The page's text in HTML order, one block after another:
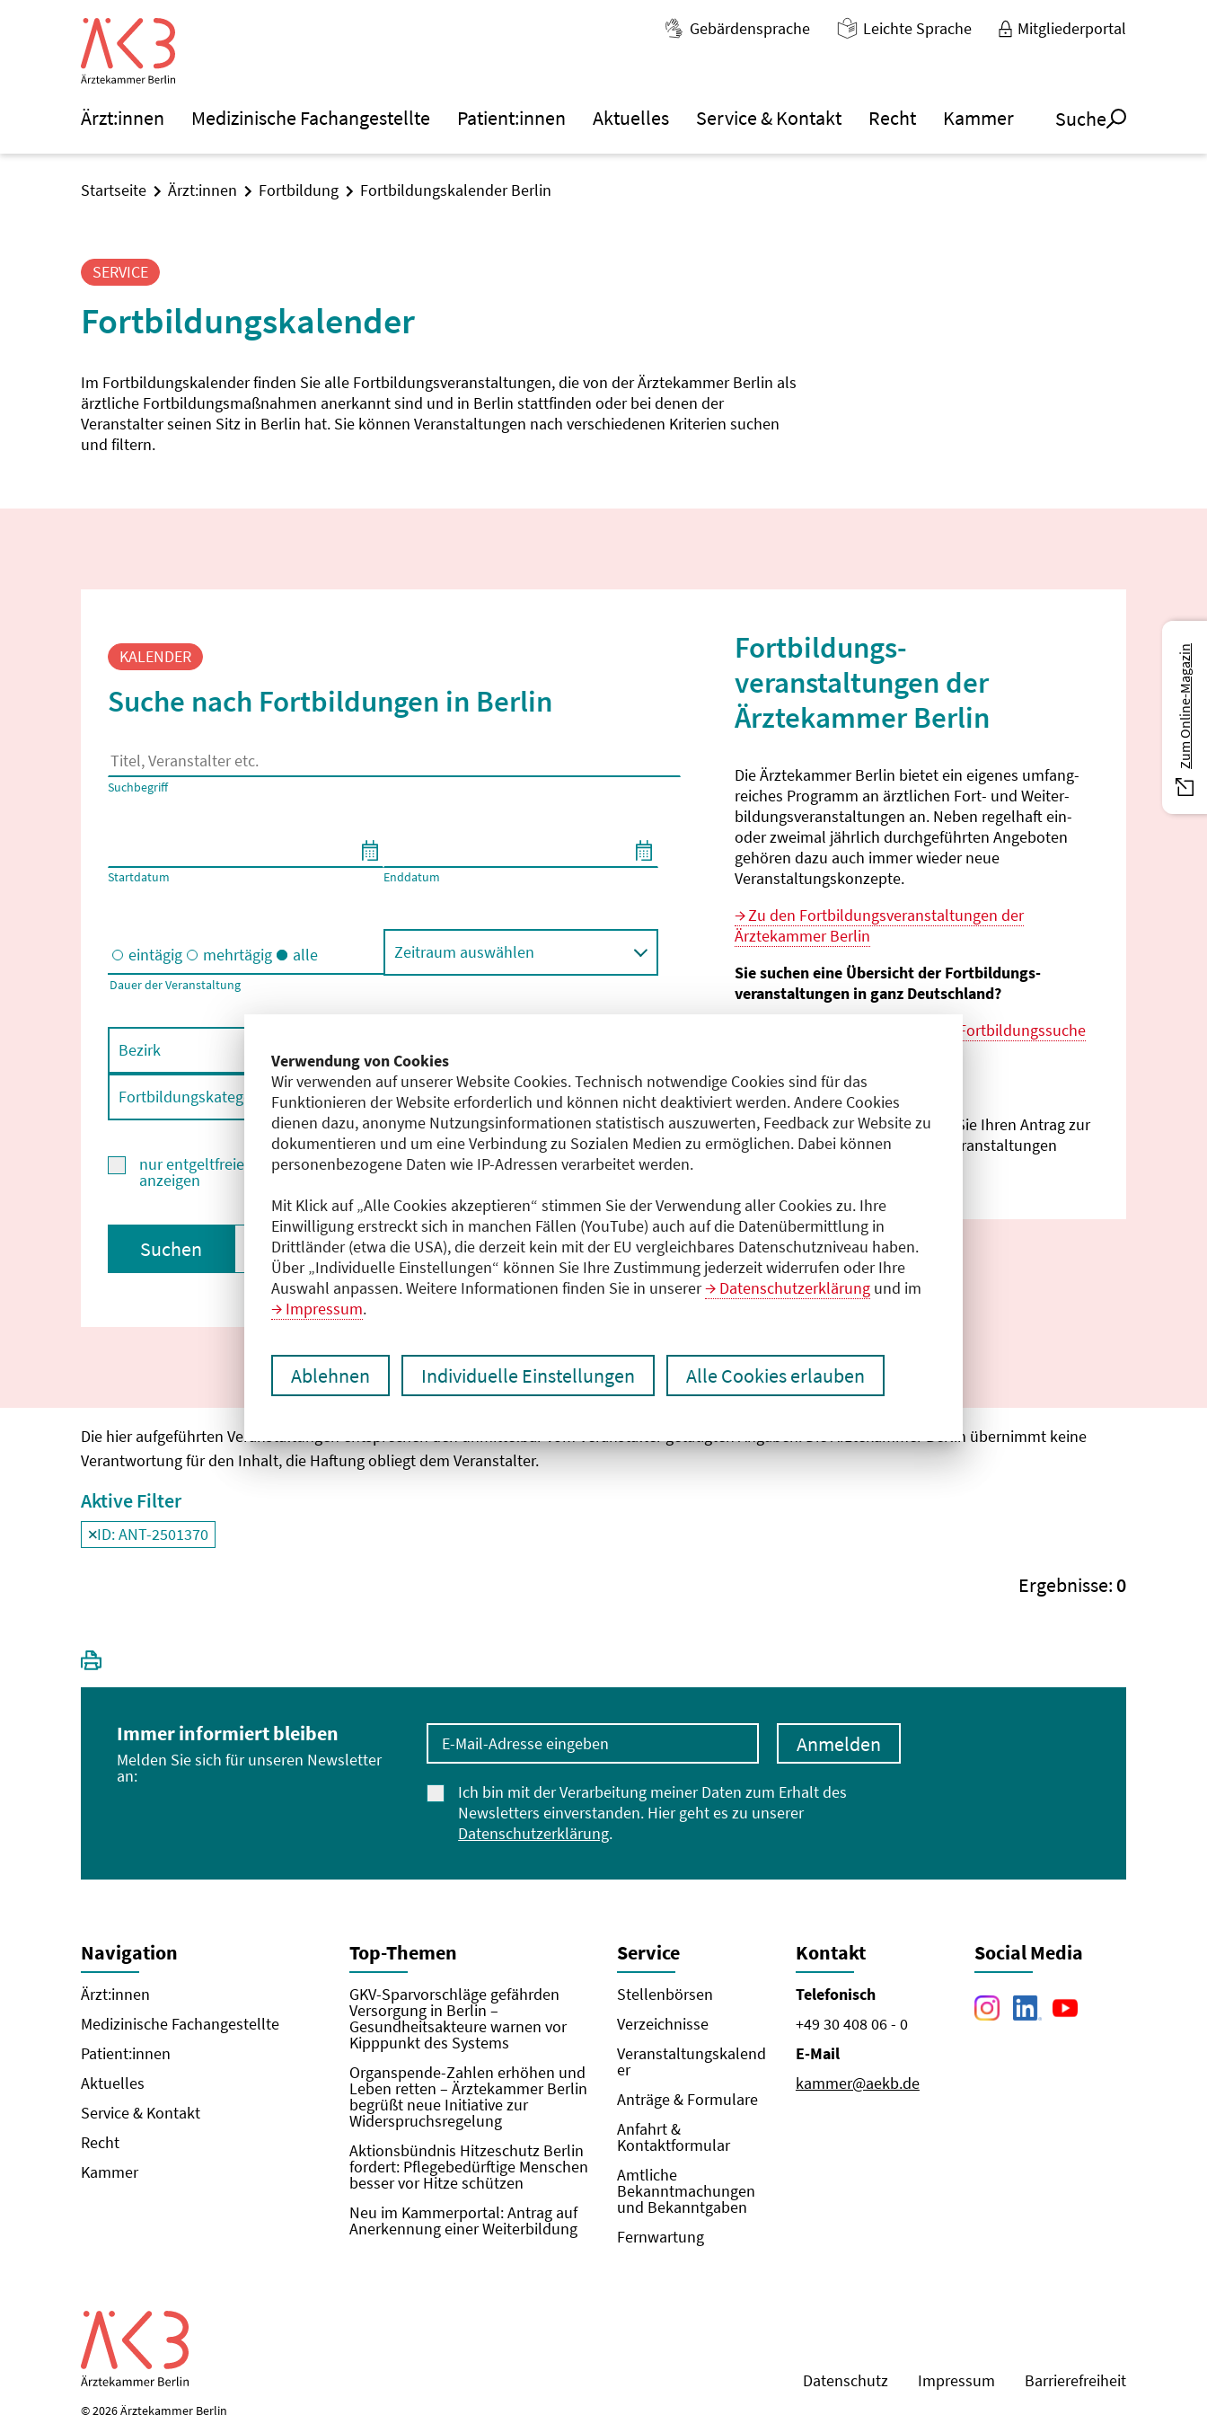
Verwendung von Cookies
Wir verwenden auf unserer Website Cookies. Technisch notwendige Cookies sind für das
Funktionieren der Website erforderlich und können nicht deaktiviert werden. Andere Cookies
dienen dazu, anonyme Nutzungsinformationen statistisch auszuwerten, Feedback zur Website zu
dokumentieren und um eine Verbindung zu Sozialen Medien zu ermöglichen. Dabei können
personenbezogene Daten wie IP-Adressen verarbeitet werden.
Mit Klick auf „Alle Cookies akzeptieren“ stimmen Sie der Verwendung aller Cookies zu. Ihre
Einwilligung erstreckt sich in manchen Fällen (YouTube) auch auf die Datenübermittlung in
Drittländer (etwa die USA), die derzeit kein mit der EU vergleichbares Datenschutzniveau haben.
Über „Individuelle Einstellungen“ können Sie Ihre Zustimmung jederzeit widerrufen oder Ihre
Auswahl anpassen. Weitere Informationen finden Sie in unserer
Datenschutzerklärung und im
Impressum.
Ablehnen Individuelle Einstellungen Alle Cookies erlauben
Gebärdensprache Leichte Sprache Mitgliederportal
Ärzt:innen Medizinische Fachangestellte Patient:innen Aktuelles Service & Kontakt Recht Kammer Suche
Startseite Ärzt:innen Fortbildung Fortbildungskalender Berlin
SERVICE
Fortbildungskalender
Im Fortbildungskalender finden Sie alle Fortbildungsveranstaltungen, die von der Ärztekammer Berlin als
ärztliche Fortbildungsmaßnahmen anerkannt sind und in Berlin stattfinden oder bei denen der
Veranstalter seinen Sitz in Berlin hat. Sie können Veranstaltungen nach verschiedenen Kriterien suchen
und filtern.
KALENDER
Suche nach Fortbildungen in Berlin
Es erscheinen Suchvorschläge, wenn mindestens 2 Zeichen eingegeben wurden.
Suchbegriff
Startdatum Enddatum
Eintägige und/oder mehrtägige Veranstaltungen
eintägig mehrtägig alle
Dauer der Veranstaltung
Zeitraum auswählen
Bezirk
Fortbildungskategorie Fachgebiet
nur entgeltfreie Fortbildungen
anzeigen
Suchen Filter zurücksetzen Ergebnisse drucken
Fortbildungs­
veranstaltungen der
Ärztekammer Berlin
Die Ärztekammer Berlin bietet ein eigenes umfang­
reiches Programm an ärztlichen Fort- und Weiter­
bildungs­veranstaltungen an. Neben regelhaft ein-
oder zweimal jährlich durch­geführten Angeboten
gehören dazu auch immer wieder neue
Veranstaltungs­konzepte.
Zu den Fortbildungs­veranstaltungen der
Ärztekammer Berlin
Sie suchen eine Übersicht der Fortbildungs­
veranstaltungen in ganz Deutschland?
bundes­weiten Fortbildungs­suche
Sie sind Veranstalter?
Im
CME-Antragsportalkönnen Sie Ihren Antrag zur
Anerkennung von Fortbildungs­veranstaltungen
Die hier aufgeführten Veranstaltungen entsprechen den unmittelbar vom Veranstalter getätigten Angaben. Die Ärztekammer Berlin übernimmt keine
Verantwortung für den Inhalt, die Haftung obliegt dem Veranstalter.
Aktive Filter
Filter
ID: ANT-2501370
deaktivieren und Suchergebnisse neu laden
Ergebnisse:0
Immer informiert bleiben
Melden Sie sich für unseren Newsletter
an:
E-Mail-Adresse eingeben
Ich bin mit der Verarbeitung meiner Daten zum Erhalt des
Newsletters einverstanden. Hier geht es zu unserer
Datenschutzerklärung.
Anmelden
Navigation
Ärzt:innen
Medizinische Fachangestellte
Patient:innen
Aktuelles
Service & Kontakt
Recht
Kammer
Top-Themen
GKV-Sparvorschläge gefährden
Versorgung in Berlin –
Gesundheitsakteure warnen vor
Kipppunkt des Systems
Organspende-Zahlen erhöhen und
Leben retten – Ärztekammer Berlin
begrüßt neue Initiative zur
Widerspruchsregelung
Aktionsbündnis Hitzeschutz Berlin
fordert: Pflegebedürftige Menschen
besser vor Hitze schützen
Neu im Kammerportal: Antrag auf
Anerkennung einer Weiterbildung
Service
Stellenbörsen
Verzeichnisse
Veranstaltungskalend
er
Anträge & Formulare
Anfahrt &
Kontaktformular
Amtliche
Bekanntmachungen
und Bekanntgaben
Fernwartung
Kontakt
Telefonisch
+49 30 408 06 - 0
E-Mail
kammer@aekb.de
Social Media
Datenschutz Impressum Barrierefreiheit
© 2026 Ärztekammer Berlin
Zum Online-Magazin